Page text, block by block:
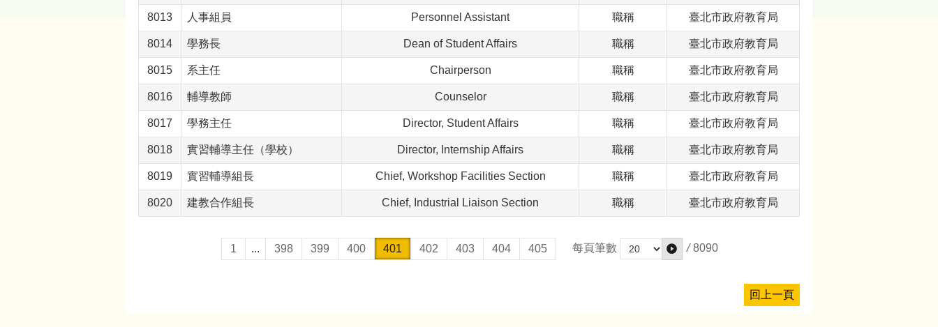
8013 人事組員 Personnel Assistant 職稱 臺北市政府教育局
8014 學務長 Dean of Student Affairs 職稱 臺北市政府教育局
8015 系主任 Chairperson 職稱 臺北市政府教育局
8016 輔導教師 Counselor 職稱 臺北市政府教育局
8017 學務主任 Director, Student Affairs 職稱 臺北市政府教育局
8018 實習輔導主任（學校） Director, Internship Affairs 職稱 臺北市政府教育局
8019 實習輔導組長 Chief, Workshop Facilities Section 職稱 臺北市政府教育局
8020 建教合作組長 Chief, Industrial Liaison Section 職稱 臺北市政府教育局
1 ... 398 399 400 401 402 403 404 405 每頁筆數 / 8090
回上一頁